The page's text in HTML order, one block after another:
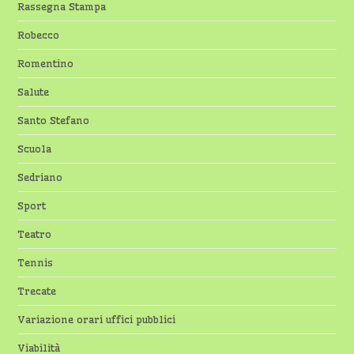
Rassegna Stampa
Robecco
Romentino
Salute
Santo Stefano
Scuola
Sedriano
Sport
Teatro
Tennis
Trecate
Variazione orari uffici pubblici
Viabilità